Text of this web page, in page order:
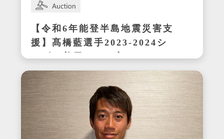
【令和6年能登半島地震災害支
援】髙橋藍選手2023-2024シ
ーズン着用サイン入りシュー
ズ